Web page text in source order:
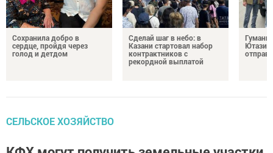
Сохранила добро в
сердце, пройдя через
голод и детдом
Сделай шаг в небо: в
Казани стартовал набор
контрактников с
рекордной выплатой
СЕЛЬСКОЕ ХОЗЯЙСТВО